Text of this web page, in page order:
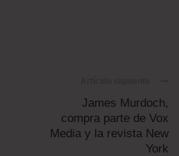
James Murdoch,
compra parte de Vox
Media y la revista New
York